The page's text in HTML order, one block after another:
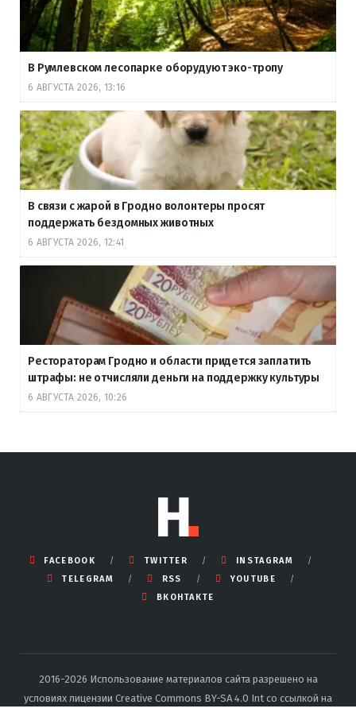
В Румлевском лесопарке оборудуют эко-тропу
6 АВГУСТА 2026, 13:16
В связи с жарой в Гродно волонтеры просят
поддержать бездомных животных
6 АВГУСТА 2026, 12:41
Рестораторам Гродно и области придется заплатить
штрафы: не отчисляли деньги на поддержку культуры
6 АВГУСТА 2026, 10:26
FACEBOOK TWITTER
INSTAGRAM
TELEGRAM
RSS
YOUTUBE
ВКОНТАКТЕ
2016-2026 Использование материалов сайта разрешено на
условиях лицензии Creative Commons BY-SA 4.0 Int со ссылкой на